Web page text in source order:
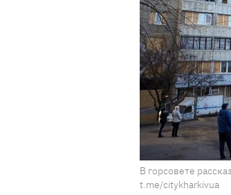
В горсовете
t.me/citykharkivua